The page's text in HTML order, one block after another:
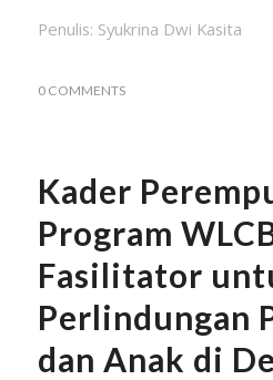
Penulis: Syukrina Dwi Kasita
0 COMMENTS
Kader
Program
Fasilitator
Perlindungan
dan Anak di